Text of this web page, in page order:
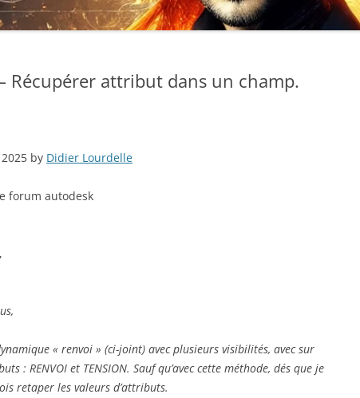
Récupérer attribut dans un champ.
by Didier Lourdelle
forum autodesk
« renvoi » (ci-joint) avec plusieurs visibilités, avec sur
: RENVOI et TENSION. Sauf qu’avec cette méthode, dés que je
retaper les valeurs d’attributs.